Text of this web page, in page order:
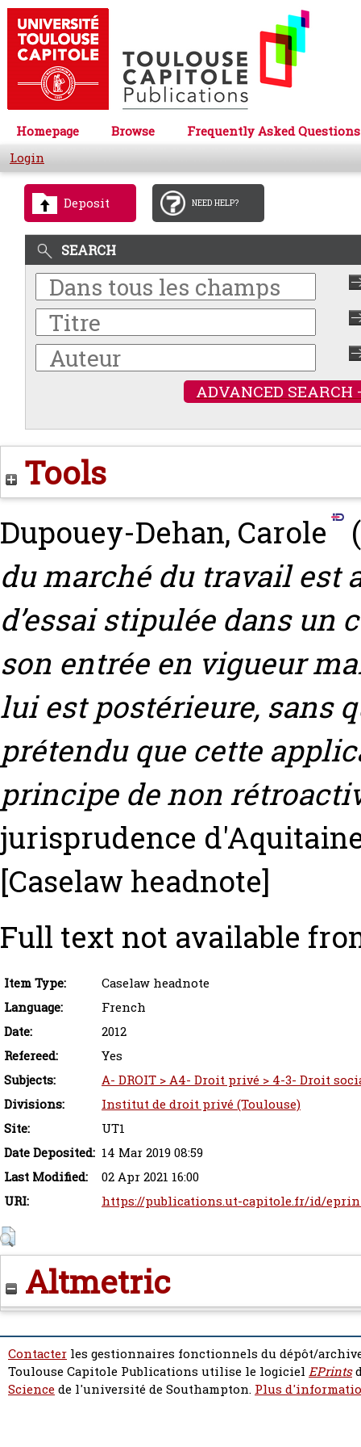
Homepage Browse
Frequently Asked Questions
Login
Deposit NEED HELP?
SEARCH
ADVANCED SEARCH
Tools
Dupouey-Dehan, Carole
du marché du travail est
d’essai stipulée dans
son entrée en vigueur
lui est postérieure, sans
prétendu que cette
principe de non
jurisprudence
[Caselaw headnote]
Full text not available
Item Type:
Caselaw headnote
Language:
French
Date:
2012
Refereed:
Yes
Subjects:
A- DROIT > A4- Droit privé > 4-3- Droit
Divisions:
Institut de droit privé (Toulouse)
Site:
UT1
Date Deposited: 14 Mar 2019 08:59
Last Modified:
02 Apr 2021 16:00
URI:
https://publications.ut-capitole.fr/id/
Altmetric
Contacter les gestionnaires fonctionnels du dépôt/
Toulouse Capitole Publications utilise le logiciel EPrints
Sciencede l'université de Southampton. Plus